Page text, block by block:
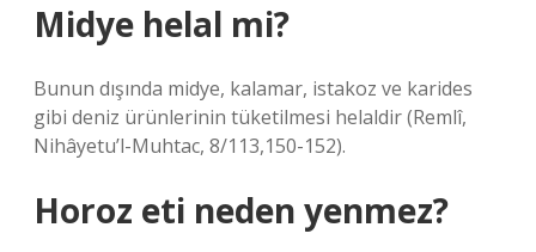
Midye helal mi?
Bunun dışında midye, kalamar, istakoz ve karides
gibi deniz ürünlerinin tüketilmesi helaldir (Remlî,
Nihâyetu’l-Muhtac, 8/113,150-152).
Horoz eti neden yenmez?